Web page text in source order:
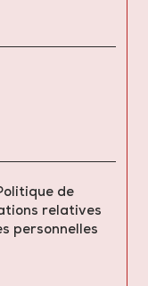
de
relatives
personnelles